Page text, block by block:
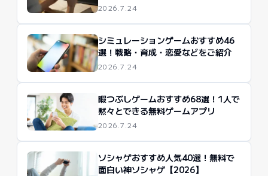
2026.7.24
シミュレーションゲームおすすめ46
選！戦略・育成・恋愛などをご紹介
2026.7.24
暇つぶしゲームおすすめ68選！1人で
黙々とできる無料ゲームアプリ
2026.7.24
ソシャゲおすすめ人気40選！無料で
面白い神ソシャゲ【2026】